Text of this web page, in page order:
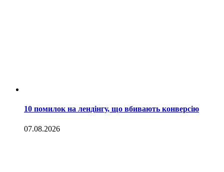
10 помилок на лендінгу, що вбивають конверсію
07.08.2026